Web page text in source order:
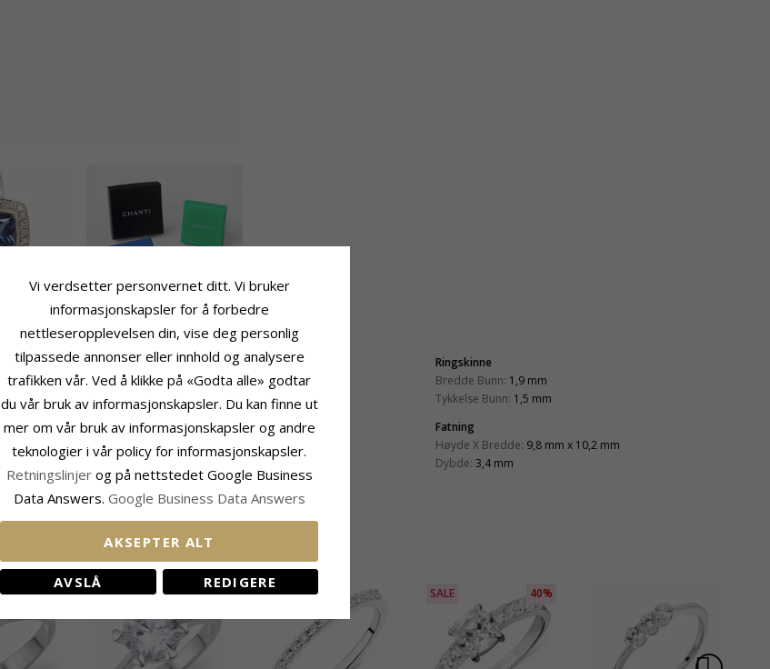
Stein
Antall:36
Sliping: Fasettslipt
Farge:
Stein:Zirkon
Ringskinne
Bredde Bunn: 1,9 mm
Tykkelse Bunn: 1,5 mm
Fatning
Høyde X Bredde: 9,8 mm x 10,2 mm
Dybde: 3,4 mm
SALE 40%
Vi verdsetter personvernet ditt. Vi bruker
informasjonskapsler for å forbedre
nettleseropplevelsen din, vise deg personlig
tilpassede annonser eller innhold og analysere
trafikken vår. Ved å klikke på «Godta alle» godtar
du vår bruk av informasjonskapsler. Du kan finne ut
mer om vår bruk av informasjonskapsler og andre
teknologier i vår policy for informasjonskapsler.
Retningslinjer og på nettstedet Google Business
Data Answers. Google Business Data Answers
AKSEPTER ALT
AVSLÅ REDIGERE